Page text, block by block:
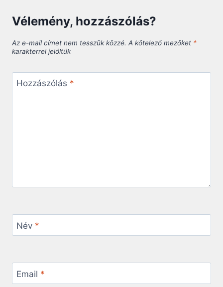
Vélemény, hozzászólás?
Az e-mail címet nem tesszük közzé. A kötelező mezőket *
karakterrel jelöltük
Hozzászólás *
Név *
Email *